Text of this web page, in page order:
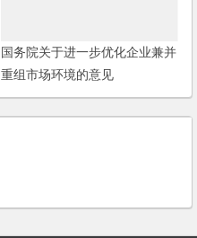
国务院关于进一步优化企业兼并
重组市场环境的意见